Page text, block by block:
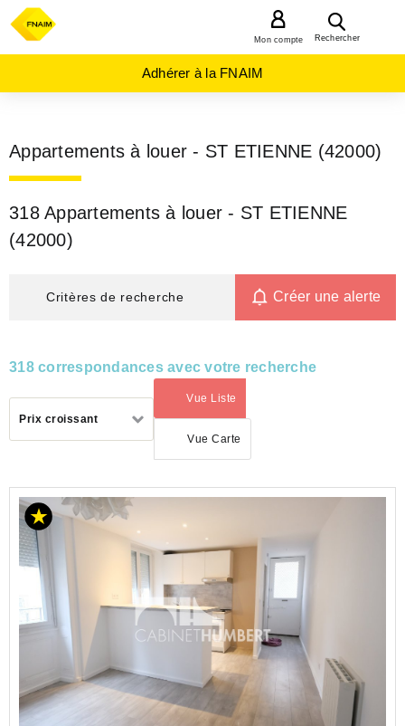
Rechercher
Mon compte
Adhérer à la FNAIM
Appartements à louer - ST ETIENNE (42000)
318 Appartements à louer - ST ETIENNE
(42000)
Critères de recherche Créer une alerte
318 correspondances avec votre recherche
Prix croissant
Vue Liste
(activé)
Vue Carte
LOCATION
APPARTEMENT
AUVERGNE-
RHÔNE-
ALPES
LOIRE
(42)
ST
ETIENNE
(42000)